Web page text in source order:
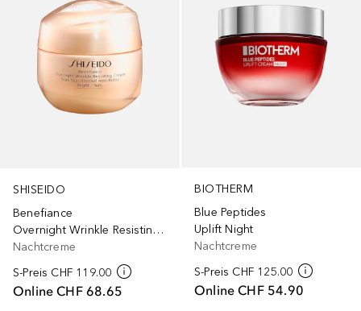
SHISEIDO
Benefiance
Overnight Wrinkle Resisting Cream
Nachtcreme
S-Preis CHF 119.00
Online CHF 68.65
BIOTHERM
Blue Peptides
Uplift Night
Nachtcreme
S-Preis CHF 125.00
Online CHF 54.90